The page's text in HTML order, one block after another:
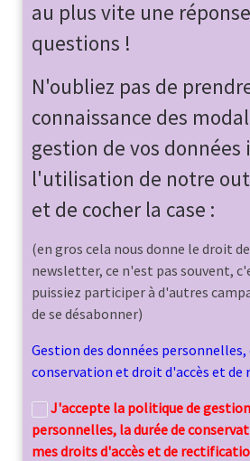
au plus vite une
questions !
N'oubliez pas de
connaissance des
gestion de vos données
l'utilisation de notre
et de cocher la case :
(en gros cela nous donne le droit
newsletter, ce n'est pas souvent,
puissiez participer à d'autres
de se désabonner)
Gestion des données personnelles,
conservation et droit d'accès et
J'accepte la politique de
personnelles, la durée de
mes droits d'accès et de